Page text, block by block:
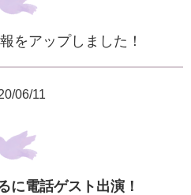
をアップしました！
06/11
に電話ゲスト出演！